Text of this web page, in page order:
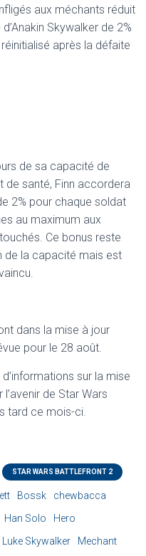
aux méchants réduit
Skywalker de 2%
après la défaite
de sa capacité de
de santé, Finn accordera
2% pour chaque soldat
au maximum aux
Ce bonus reste
de la capacité mais est
dans la mise à jour
pour le 28 août.
sur la mise
de Star Wars
tard ce mois-ci.
STAR WARS BATTLEFRONT 2
Bossk
chewbacca
Han Solo
Hero
Luke Skywalker
Mechant